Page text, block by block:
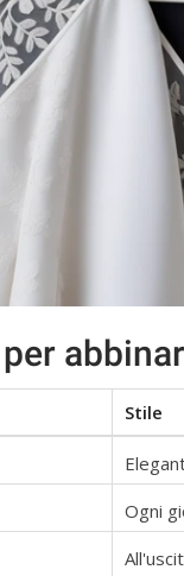
Stile
Ogni